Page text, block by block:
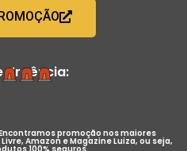
Urgência:
promoção nos maiores
Amazon e Magazine Luiza, ou seja,